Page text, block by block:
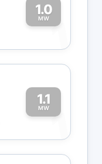
1.0
MW1
1.1
MW1